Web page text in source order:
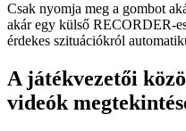
Csak nyomja meg a gombot
akár egy külső RECORDER-
érdekes szituációkról
A játékvezetői
videók